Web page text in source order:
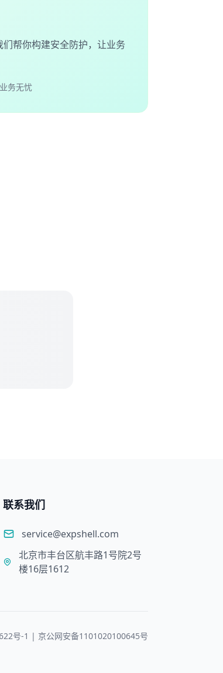
帮你构建安全防护，让业务
务无忧
联系我们
service@expshell.com
北京市丰台区航丰路1号院2号
楼16层1612
号-1 | 京公网安备1101020100645号